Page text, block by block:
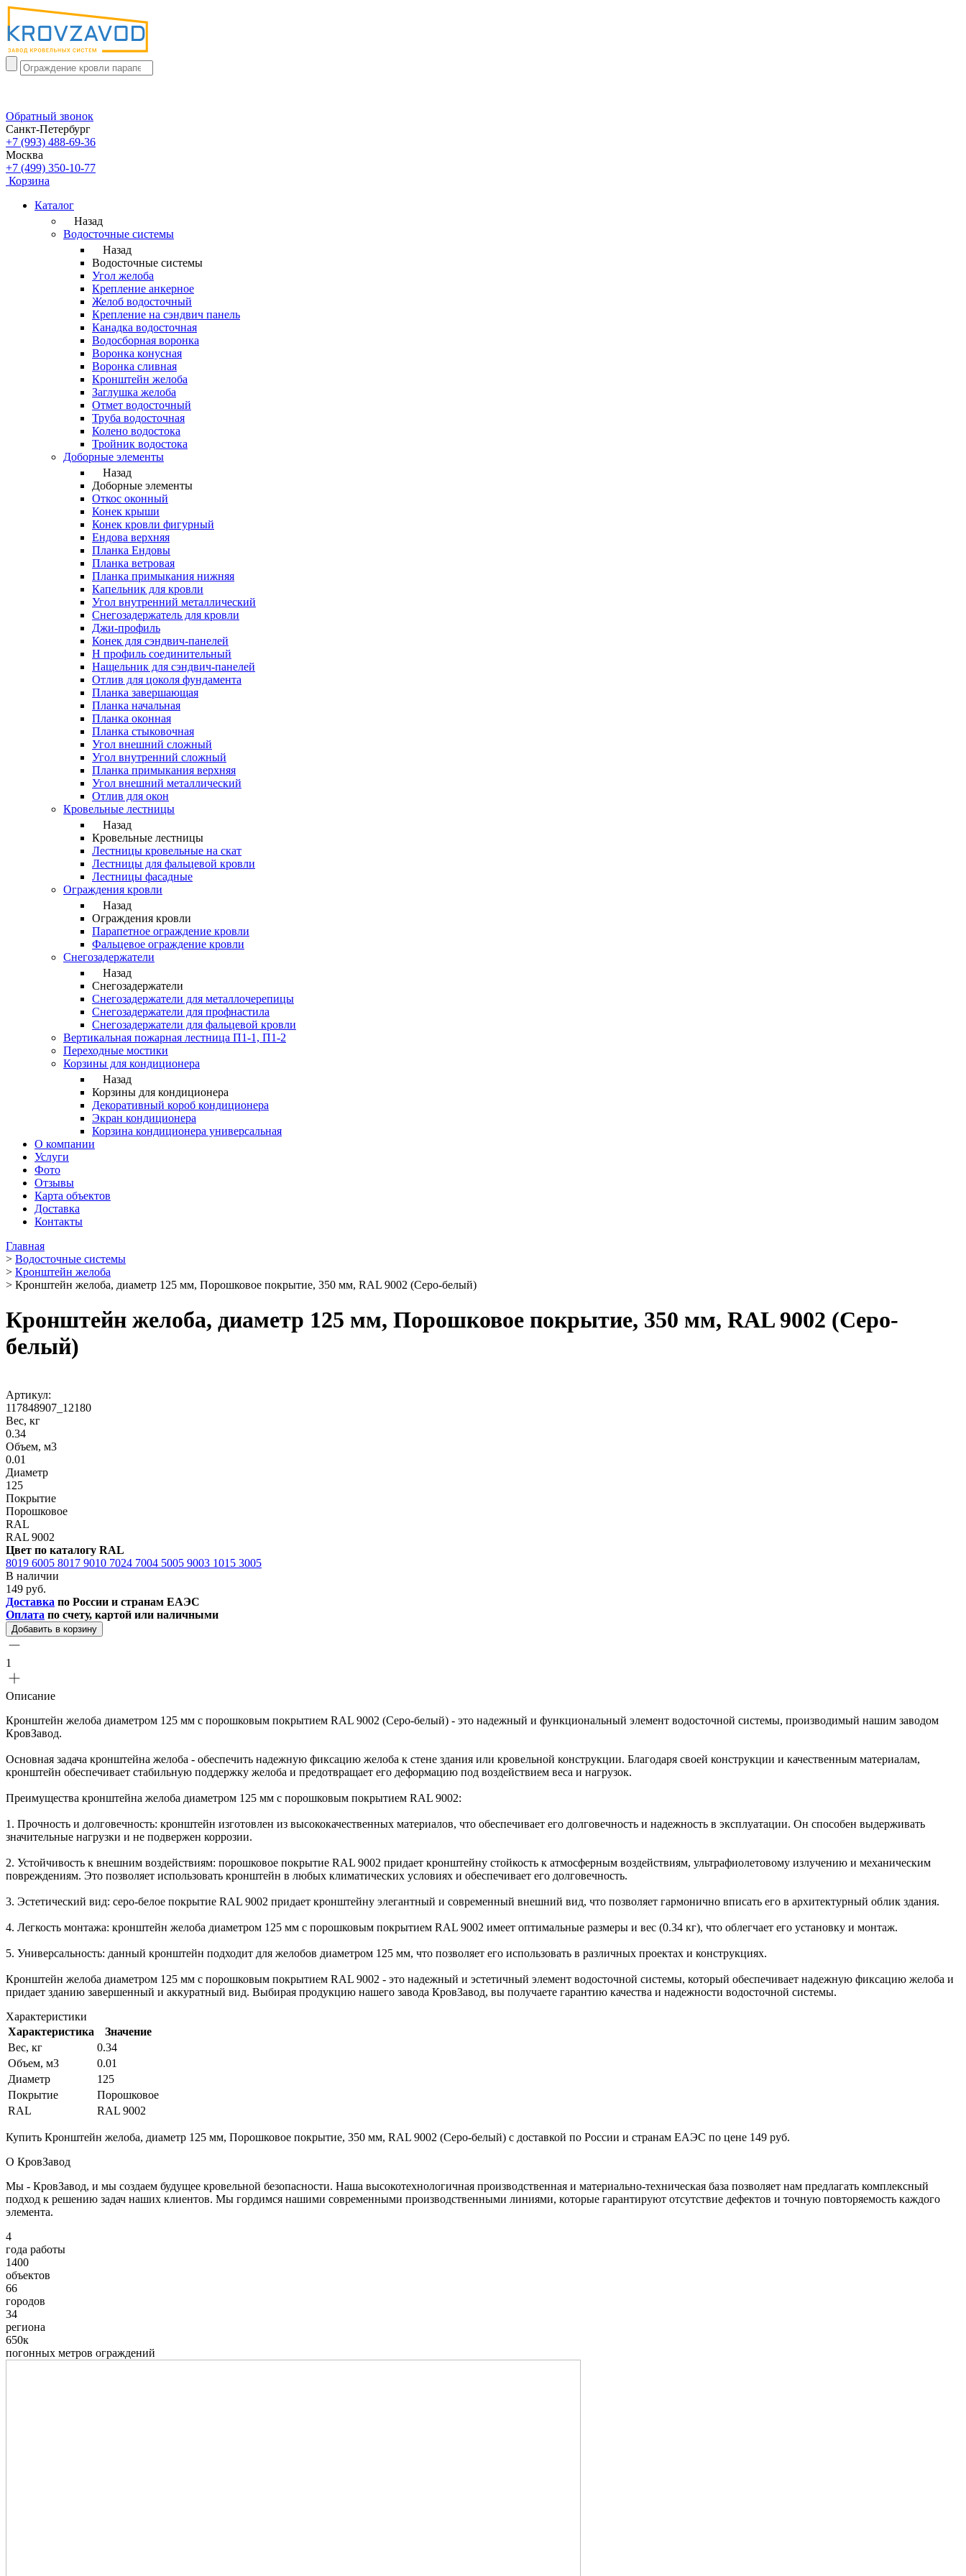
Обратный звонок
Санкт-Петербург
+7 (993) 488-69-36
Москва
+7 (499) 350-10-77
Корзина
Каталог
Назад
Водосточные системы
Назад
Водосточные системы
Угол желоба
Крепление анкерное
Желоб водосточный
Крепление на сэндвич панель
Канадка водосточная
Водосборная воронка
Воронка конусная
Воронка сливная
Кронштейн желоба
Заглушка желоба
Отмет водосточный
Труба водосточная
Колено водостока
Тройник водостока
Доборные элементы
Назад
Доборные элементы
Откос оконный
Конек крыши
Конек кровли фигурный
Ендова верхняя
Планка Ендовы
Планка ветровая
Планка примыкания нижняя
Капельник для кровли
Угол внутренний металлический
Снегозадержатель для кровли
Джи-профиль
Конек для сэндвич-панелей
Н профиль соединительный
Нащельник для сэндвич-панелей
Отлив для цоколя фундамента
Планка завершающая
Планка начальная
Планка оконная
Планка стыковочная
Угол внешний сложный
Угол внутренний сложный
Планка примыкания верхняя
Угол внешний металлический
Отлив для окон
Кровельные лестницы
Назад
Кровельные лестницы
Лестницы кровельные на скат
Лестницы для фальцевой кровли
Лестницы фасадные
Ограждения кровли
Назад
Ограждения кровли
Парапетное ограждение кровли
Фальцевое ограждение кровли
Снегозадержатели
Назад
Снегозадержатели
Снегозадержатели для металлочерепицы
Снегозадержатели для профнастила
Снегозадержатели для фальцевой кровли
Вертикальная пожарная лестница П1-1, П1-2
Переходные мостики
Корзины для кондиционера
Назад
Корзины для кондиционера
Декоративный короб кондиционера
Экран кондиционера
Корзина кондиционера универсальная
О компании
Услуги
Фото
Отзывы
Карта объектов
Доставка
Контакты
Главная
> Водосточные системы
> Кронштейн желоба
> Кронштейн желоба, диаметр 125 мм, Порошковое покрытие, 350 мм, RAL 9002 (Серо-белый)
Кронштейн желоба, диаметр 125 мм, Порошковое покрытие, 350 мм, RAL 9002 (Серо-
белый)
Артикул:
117848907_12180
Вес, кг
0.34
Объем, м3
0.01
Диаметр
125
Покрытие
Порошковое
RAL
RAL 9002
Цвет по каталогу RAL
8019 6005 8017 9010 7024 7004 5005 9003 1015 3005
В наличии
149 руб.
Доставка по России и странам ЕАЭС
Оплата по счету, картой или наличными
Добавить в корзину
1
Описание
Кронштейн желоба диаметром 125 мм с порошковым покрытием RAL 9002 (Серо-белый) - это надежный и функциональный элемент водосточной системы, производимый нашим заводом
КровЗавод.
Основная задача кронштейна желоба - обеспечить надежную фиксацию желоба к стене здания или кровельной конструкции. Благодаря своей конструкции и качественным материалам,
кронштейн обеспечивает стабильную поддержку желоба и предотвращает его деформацию под воздействием веса и нагрузок.
Преимущества кронштейна желоба диаметром 125 мм с порошковым покрытием RAL 9002:
1. Прочность и долговечность: кронштейн изготовлен из высококачественных материалов, что обеспечивает его долговечность и надежность в эксплуатации. Он способен выдерживать
значительные нагрузки и не подвержен коррозии.
2. Устойчивость к внешним воздействиям: порошковое покрытие RAL 9002 придает кронштейну стойкость к атмосферным воздействиям, ультрафиолетовому излучению и механическим
повреждениям. Это позволяет использовать кронштейн в любых климатических условиях и обеспечивает его долговечность.
3. Эстетический вид: серо-белое покрытие RAL 9002 придает кронштейну элегантный и современный внешний вид, что позволяет гармонично вписать его в архитектурный облик здания.
4. Легкость монтажа: кронштейн желоба диаметром 125 мм с порошковым покрытием RAL 9002 имеет оптимальные размеры и вес (0.34 кг), что облегчает его установку и монтаж.
5. Универсальность: данный кронштейн подходит для желобов диаметром 125 мм, что позволяет его использовать в различных проектах и конструкциях.
Кронштейн желоба диаметром 125 мм с порошковым покрытием RAL 9002 - это надежный и эстетичный элемент водосточной системы, который обеспечивает надежную фиксацию желоба и
придает зданию завершенный и аккуратный вид. Выбирая продукцию нашего завода КровЗавод, вы получаете гарантию качества и надежности водосточной системы.
Характеристики
Характеристика
Значение
Вес, кг
0.34
Объем, м3
0.01
Диаметр
125
Покрытие
Порошковое
RAL
RAL 9002
Купить Кронштейн желоба, диаметр 125 мм, Порошковое покрытие, 350 мм, RAL 9002 (Серо-белый) с доставкой по России и странам ЕАЭС по цене 149 руб.
О КровЗавод
Мы - КровЗавод, и мы создаем будущее кровельной безопасности. Наша высокотехнологичная производственная и материально-техническая база позволяет нам предлагать комплексный
подход к решению задач наших клиентов. Мы гордимся нашими современными производственными линиями, которые гарантируют отсутствие дефектов и точную повторяемость каждого
элемента.
4
года работы
1400
объектов
66
городов
34
региона
650к
погонных метров ограждений